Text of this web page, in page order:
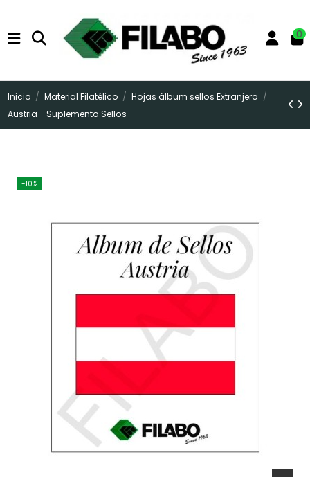
0
Inicio Material Filatélico
Hojas álbum sellos Extranjero
Austria - Suplemento Sellos
-10%